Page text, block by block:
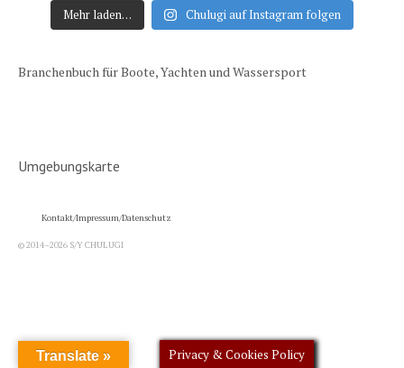
Mehr laden… Chulugi auf Instagram folgen
Branchenbuch für Boote, Yachten und Wassersport
Umgebungskarte
Kontakt/Impressum/Datenschutz
© 2014–2026 S/Y CHULUGI
Privacy & Cookies Policy
Translate »